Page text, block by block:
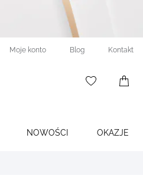
Moje konto Blog Kontakt
NOWOŚCI OKAZJE